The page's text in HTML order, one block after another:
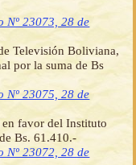
Nº 23073, 28 de
Televisión Boliviana,
por la suma de Bs
Nº 23075, 28 de
favor del Instituto
Bs. 61.410.-
Nº 23072, 28 de